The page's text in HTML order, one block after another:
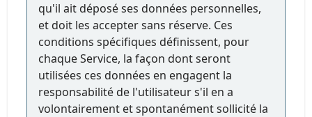
qu'il ait déposé ses données personnelles,
et doit les accepter sans réserve. Ces
conditions spécifiques définissent, pour
chaque Service, la façon dont seront
utilisées ces données en engagent la
responsabilité de l'utilisateur s'il en a
volontairement et spontanément sollicité la